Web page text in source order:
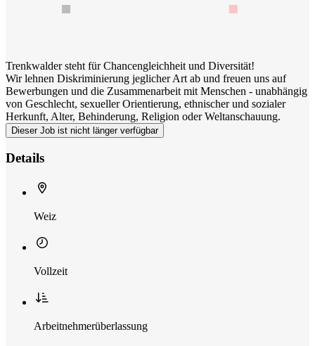
Trenkwalder steht für Chancengleichheit und Diversität!
Wir lehnen Diskriminierung jeglicher Art ab und freuen uns auf
Bewerbungen und die Zusammenarbeit mit Menschen - unabhängig
von Geschlecht, sexueller Orientierung, ethnischer und sozialer
Herkunft, Alter, Behinderung, Religion oder Weltanschauung.
Dieser Job ist nicht länger verfügbar
Details
Weiz
Vollzeit
Arbeitnehmerüberlassung